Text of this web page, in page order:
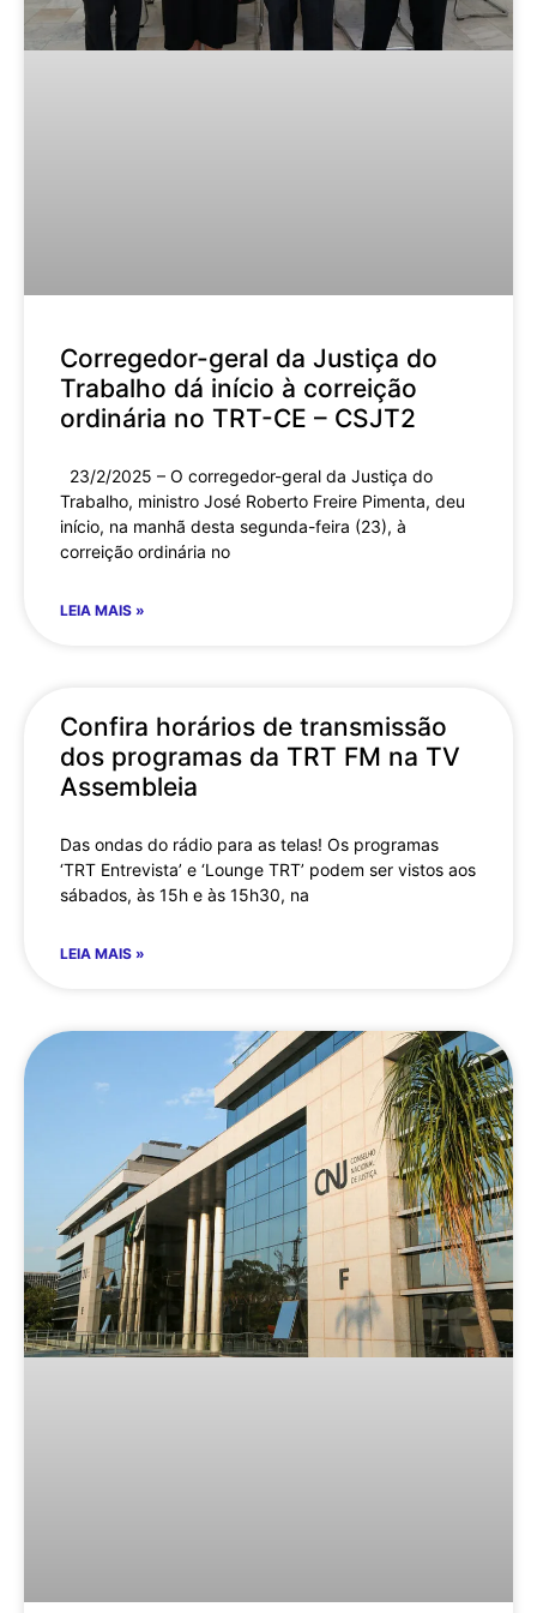
Corregedor-geral da Justiça do
Trabalho dá início à correição
ordinária no TRT-CE – CSJT2
23/2/2025 – O corregedor-geral da Justiça do
Trabalho, ministro José Roberto Freire Pimenta, deu
início, na manhã desta segunda-feira (23), à
correição ordinária no
LEIA MAIS »
Confira horários de transmissão
dos programas da TRT FM na TV
Assembleia
Das ondas do rádio para as telas! Os programas
‘TRT Entrevista’ e ‘Lounge TRT’ podem ser vistos aos
sábados, às 15h e às 15h30, na
LEIA MAIS »